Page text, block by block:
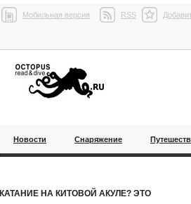
Мобильная версия RSS
Новости Снаряжение
КАТАНИЕ НА КИТОВОЙ АКУЛЕ? ЭТО